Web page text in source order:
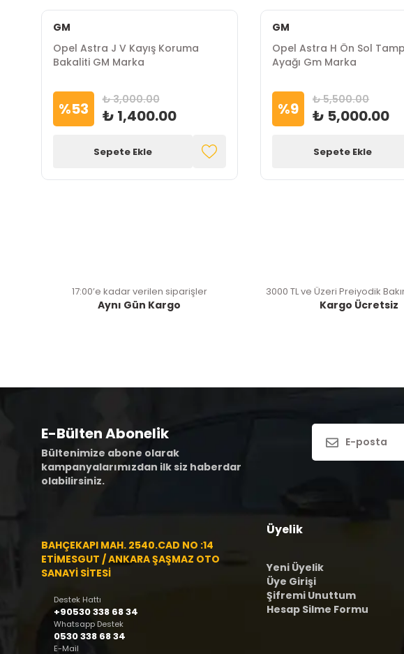
GM
Opel Astra J V Kayış Koruma
Bakaliti GM Marka
%53 ₺ 3,000.00
₺ 1,400.00
Sepete Ekle
GM
Opel Astra H Ön Sol
Ayağı Gm Marka
%9 ₺ 5,500.00
₺ 5,000.00
Sepete Ekle
17:00’e kadar verilen siparişler
Aynı Gün Kargo
3000 TL ve Üzeri Preiyodik
Kargo Ücretsiz
E-Bülten Abonelik
Bültenimize abone olarak
kampanyalarımızdan ilk siz haberdar
olabilirsiniz.
BAHÇEKAPI MAH. 2540.CAD NO :14
ETİMESGUT / ANKARA ŞAŞMAZ OTO
SANAYİ SİTESİ
Destek Hattı
+90530 338 68 34
Whatsapp Destek
0530 338 68 34
E-Mail
Üyelik
Yeni Üyelik
Üye Girişi
Şifremi Unuttum
Hesap Silme Formu